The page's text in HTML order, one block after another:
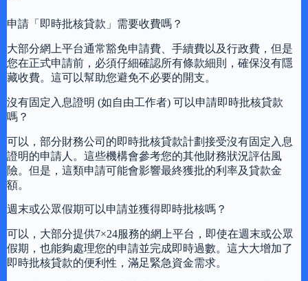
申請「即時批核貸款」需要收費嗎？
大部分網上平台通常豁免申請費、手續費以及行政費，但是
您在正式申請前，必須仔細確認所有條款細則，確保沒有隱
藏收費。這可以幫助您避免不必要的開支。
沒有固定入息證明 (如自由工作者) 可以申請即時批核貸款
嗎？
可以，部分財務公司的即時批核貸款計劃接受沒有固定入息
證明的申請人。這些機構會參考您的其他財務狀況評估風
險。但是，這類申請可能會影響最終獲批的利率及貸款金
額。
週末或公眾假期可以申請並獲得即時批核嗎？
可以，大部分提供7×24服務的網上平台，即使在週末或公眾
假期，也能夠處理您的申請並完成即時過數。這大大增加了
即時批核貸款的便利性，滿足緊急資金需求。